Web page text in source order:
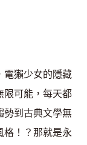
電獺少女的隱藏
限可能，每天都
勢到古典文學無
格！？那就是永